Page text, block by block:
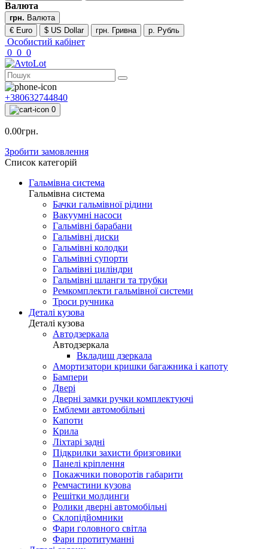
Валюта
грн. Валюта
€ Euro
$ US Dollar грн. Гривна р. Рубль
Особистий кабінет
0 0 0
+380632744840
0
0.00грн.
Зробити замовлення
Список категорій
Гальмівна система
Гальмівна система
Бачки гальмівної рідини
Вакуумні насоси
Гальмівні барабани
Гальмівні диски
Гальмівні колодки
Гальмівні супорти
Гальмівні циліндри
Гальмівні шланги та трубки
Ремкомплекти гальмівної системи
Троси ручника
Деталі кузова
Деталі кузова
Автодзеркала
Автодзеркала
Вкладиш дзеркала
Амортизатори кришки багажника і капоту
Бампери
Двері
Дверні замки ручки комплектуючі
Емблеми автомобільні
Капоти
Крила
Ліхтарі задні
Підкрилки захисти бризговики
Панелі кріплення
Покажчики поворотів габарити
Ремчастини кузова
Решітки молдинги
Ролики дверні автомобільні
Склопідйомники
Фари головного світла
Фари протитуманні